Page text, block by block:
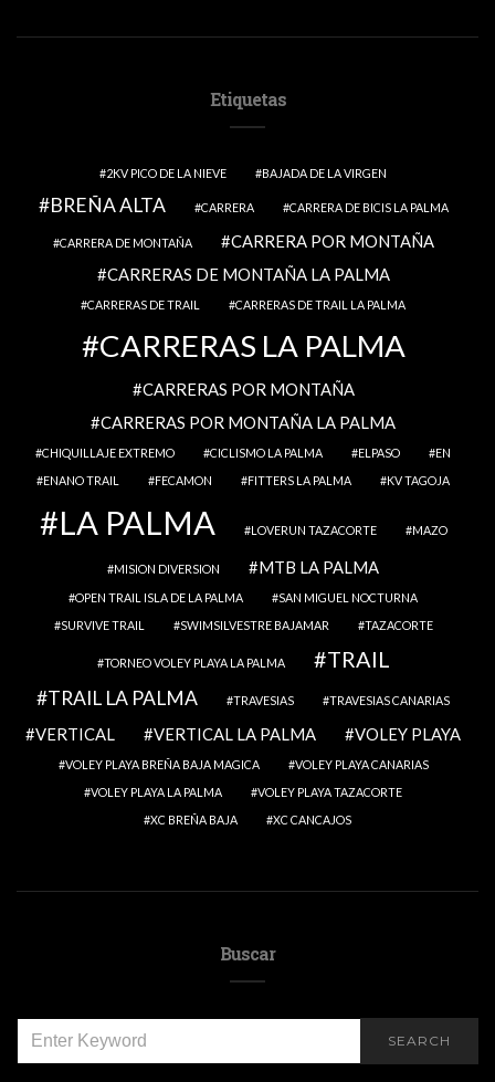
Etiquetas
2KV PICO DE LA NIEVE BAJADA DE LA VIRGEN
BREÑA ALTA CARRERA CARRERA DE BICIS LA PALMA
CARRERA DE MONTAÑA
CARRERA POR MONTAÑA
CARRERAS DE MONTAÑA LA PALMA
CARRERAS DE TRAIL CARRERAS DE TRAIL LA PALMA
CARRERAS LA PALMA
CARRERAS POR MONTAÑA
CARRERAS POR MONTAÑA LA PALMA
CHIQUILLAJE EXTREMO CICLISMO LA PALMA ELPASO
EN
ENANO TRAIL
FECAMON FITTERS LA PALMA KV TAGOJA
LA PALMA LOVERUN TAZACORTE MAZO
MISION DIVERSION MTB LA PALMA
OPEN TRAIL ISLA DE LA PALMA
SAN MIGUEL NOCTURNA
SURVIVE TRAIL
SWIMSILVESTRE BAJAMAR TAZACORTE
TORNEO VOLEY PLAYA LA PALMA TRAIL
TRAIL LA PALMA TRAVESIAS TRAVESIAS CANARIAS
VERTICAL VERTICAL LA PALMA VOLEY PLAYA
VOLEY PLAYA BREÑA BAJA MAGICA
VOLEY PLAYA CANARIAS
VOLEY PLAYA LA PALMA
VOLEY PLAYA TAZACORTE
XC BREÑA BAJA
XC CANCAJOS
Buscar
FOR:
SEARCH